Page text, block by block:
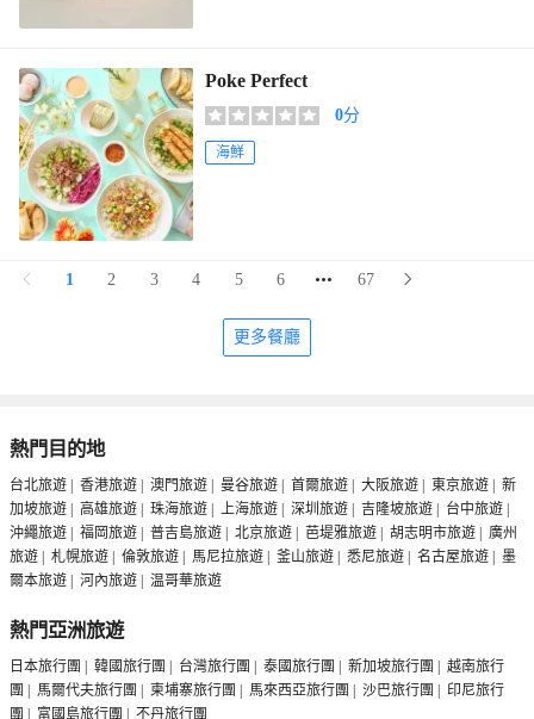
Poke Perfect
0分
海鮮
1 2 3 4 5 6 67
更多餐廳
熱門目的地
台北旅遊 香港旅遊 澳門旅遊 曼谷旅遊 首爾旅遊 大阪旅遊 東京旅遊
新
加坡旅遊
高雄旅遊 珠海旅遊 上海旅遊 深圳旅遊 吉隆坡旅遊 台中旅遊
沖繩旅遊
福岡旅遊 普吉島旅遊 北京旅遊 芭堤雅旅遊 胡志明市旅遊
廣州
旅遊
札幌旅遊 倫敦旅遊 馬尼拉旅遊 釜山旅遊 悉尼旅遊 名古屋旅遊
墨
爾本旅遊
河內旅遊 温哥華旅遊
熱門亞洲旅遊
日本旅行團 韓國旅行團 台灣旅行團 泰國旅行團 新加坡旅行團
越南旅行
團
馬爾代夫旅行團 柬埔寨旅行團 馬來西亞旅行團 沙巴旅行團
印尼旅行
團
富國島旅行團 不丹旅行團